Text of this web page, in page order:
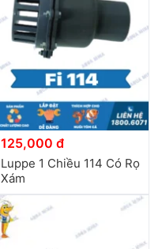
125,000 đ
Luppe 1 Chiều 114 Có Rọ
Xám